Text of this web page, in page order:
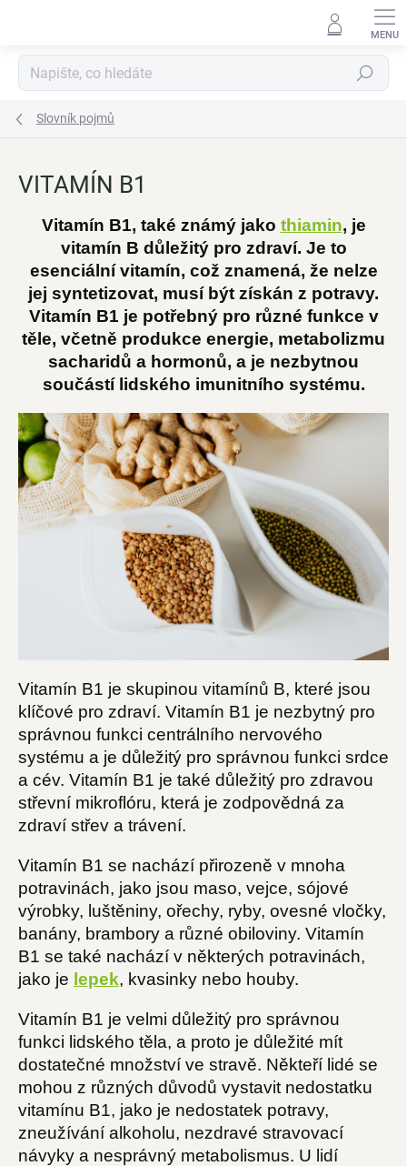
Hledat
Slovník pojmů
VITAMÍN B1
Vitamín B1, také známý jako thiamin, je
vitamín B důležitý pro zdraví. Je to
esenciální vitamín, což znamená, že nelze
jej syntetizovat, musí být získán z potravy.
Vitamín B1 je potřebný pro různé funkce v
těle, včetně produkce energie, metabolizmu
sacharidů a hormonů, a je nezbytnou
součástí lidského imunitního systému.
Vitamín B1 je skupinou vitamínů B, které jsou
klíčové pro zdraví. Vitamín B1 je nezbytný pro
správnou funkci centrálního nervového
systému a je důležitý pro správnou funkci srdce
a cév. Vitamín B1 je také důležitý pro zdravou
střevní mikroflóru, která je zodpovědná za
zdraví střev a trávení.
Vitamín B1 se nachází přirozeně v mnoha
potravinách, jako jsou maso, vejce, sójové
výrobky, luštěniny, ořechy, ryby, ovesné vločky,
banány, brambory a různé obiloviny. Vitamín
B1 se také nachází v některých potravinách,
jako je lepek, kvasinky nebo houby.
Vitamín B1 je velmi důležitý pro správnou
funkci lidského těla, a proto je důležité mít
dostatečné množství ve stravě. Někteří lidé se
mohou z různých důvodů vystavit nedostatku
vitamínu B1, jako je nedostatek potravy,
zneužívání alkoholu, nezdravé stravovací
návyky a nesprávný metabolismus. U lidí